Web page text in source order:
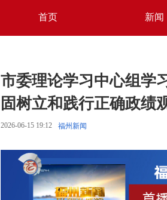
首页 新闻
市委理论学习中心组学
固树立和践行正确政绩
2026-06-15 19:12 福州新闻 ​